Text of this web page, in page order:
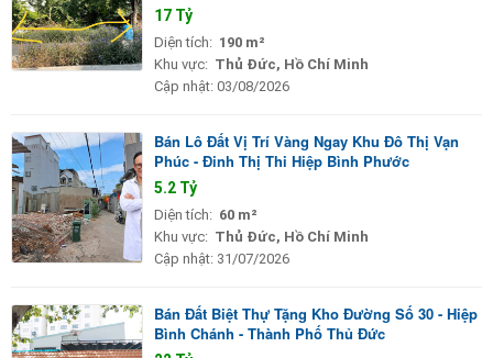
17 Tỷ
Diện tích: 190 m²
Khu vực: Thủ Đức, Hồ Chí Minh
Cập nhật: 03/08/2026
Bán Lô Đất Vị Trí Vàng Ngay Khu Đô Thị Vạn
Phúc - Đinh Thị Thi Hiệp Bình Phước
5.2 Tỷ
Diện tích: 60 m²
Khu vực: Thủ Đức, Hồ Chí Minh
Cập nhật: 31/07/2026
Bán Đất Biệt Thự Tặng Kho Đường Số 30 - Hiệp
Bình Chánh - Thành Phố Thủ Đức